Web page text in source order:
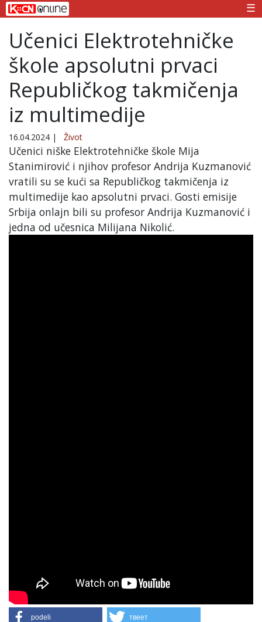
☰
Učenici Elektrotehničke
škole apsolutni prvaci
Republičkog takmičenja
iz multimedije
16.04.2024 | Život
Učenici niške Elektrotehničke škole Mija
Stanimirović i njihov profesor Andrija Kuzmanović
vratili su se kući sa Republičkog takmičenja iz
multimedije kao apsolutni prvaci. Gosti emisije
Srbija onlajn bili su profesor Andrija Kuzmanović i
jedna od učesnica Milijana Nikolić.
podeli твеет